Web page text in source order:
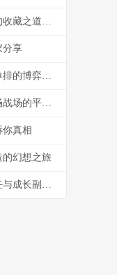
和平精英背包时装怎么保存，资深玩家的收藏之道，副标题，虚拟衣橱的永恒艺术
享
和平精英的迷宫怎么匹配，揭秘组队与单排的博弈之道
王者荣耀怎么设置画质，视觉盛宴与流畅战场的平衡艺术，副标题，资深玩家的画质调优指南
真相
幻想之旅
王者荣耀战队队长好处，荣耀背后的责任与成长副标题